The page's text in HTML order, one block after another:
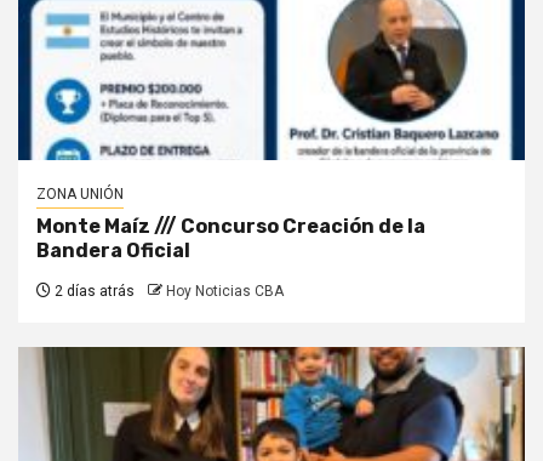
ZONA UNIÓN
Monte Maíz /// Concurso Creación de la
Bandera Oficial
2 días atrás Hoy Noticias CBA